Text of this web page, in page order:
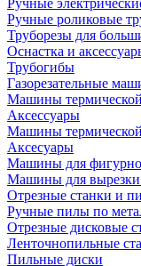
Ручные
Ручные роликовые
Труборезы для
Оснастка и
Трубогибы
Газорезательные
Машины
Аксессуары
Машины термической
Аксесуары
Машины для
Машины для вырезки
Отрезные станки и
Ручные пилы по
Отрезные дисковые
Ленточнопильные
Пильные диски